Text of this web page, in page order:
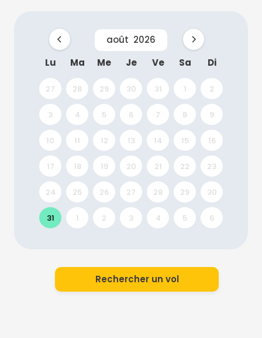
août 2026
Lu
Ma Me Je Ve Sa Di
27 28 29 30 31 1 2
3 4 5 6 7 8 9
10 11 12 13 14 15 16
17 18 19 20 21 22 23
24 25 26 27 28 29 30
31 1 2 3 4 5 6
Rechercher un vol